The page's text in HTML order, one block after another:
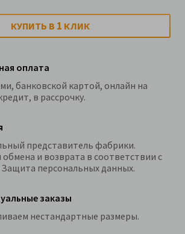
КУПИТЬ В 1 КЛИК
оплата
банковской картой, онлайн на
в рассрочку.
представитель фабрики.
обмена и возврата в соответствии с
персональных данных.
заказы
нестандартные размеры.